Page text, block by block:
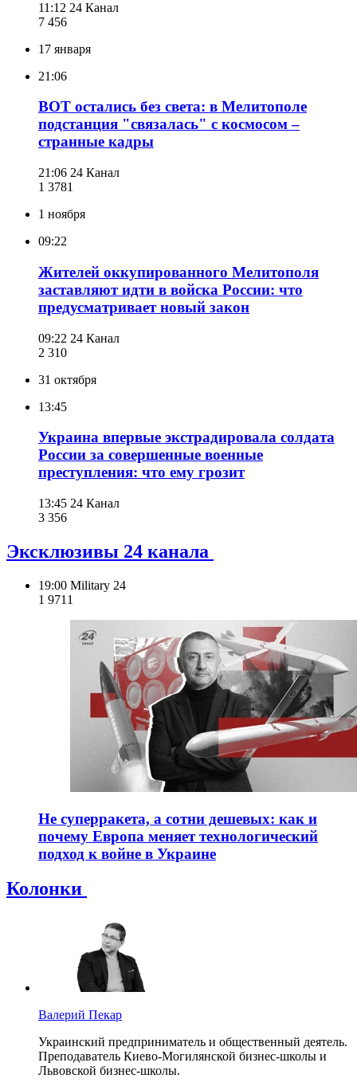
11:12 24 Канал
7 456
17 января
21:06
ВОТ остались без света: в Мелитополе
подстанция "связалась" с космосом –
странные кадры
21:06 24 Канал
1 3781
1 ноября
09:22
Жителей оккупированного Мелитополя
заставляют идти в войска России: что
предусматривает новый закон
09:22 24 Канал
2 310
31 октября
13:45
Украина впервые экстрадировала солдата
России за совершенные военные
преступления: что ему грозит
13:45 24 Канал
3 356
Эксклюзивы 24 канала
19:00 Military 24
1 971 1
Не суперракета, а сотни дешевых: как и
почему Европа меняет технологический
подход к войне в Украине
Колонки
Валерий Пекар
Украинский предприниматель и общественный деятель.
Преподаватель Киево-Могилянской бизнес-школы и
Львовской бизнес-школы.